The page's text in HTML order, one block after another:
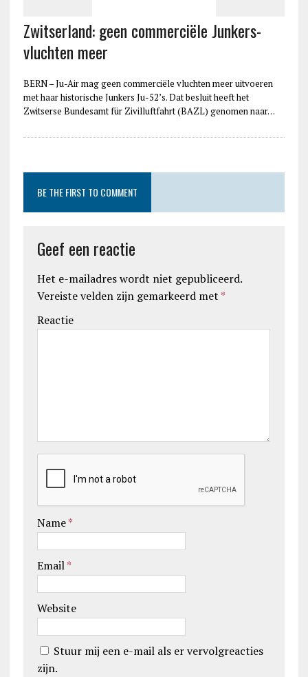
Zwitserland: geen commerciële Junkers-
vluchten meer
BERN – Ju-Air mag geen commerciële vluchten meer uitvoeren
met haar historische Junkers Ju-52’s. Dat besluit heeft het
Zwitserse Bundesamt für Zivilluftfahrt (BAZL) genomen naar…
BE THE FIRST TO COMMENT
Geef een reactie
Het e-mailadres wordt niet gepubliceerd.
Vereiste velden zijn gemarkeerd met *
Reactie
Name*
Email*
Website
Stuur mij een e-mail als er vervolgreacties
zijn.